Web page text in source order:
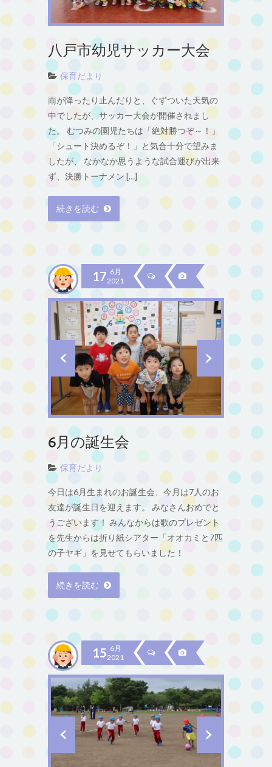
八戸市幼児サッカー大会
保育だより
雨が降ったり止んだりと、ぐずついた天気の
中でしたが、サッカー大会が開催されまし
た。 むつみの園児たちは「絶対勝つぞ～！」
「シュート決めるぞ！」と気合十分で望みま
したが、 なかなか思うような試合運びが出来
ず、決勝トーナメン […]
続きを読む
17 6月
2021
6月の誕生会
保育だより
今日は6月生まれのお誕生会、今月は7人のお
友達が誕生日を迎えます。 みなさんおめでと
うございます！ みんなからは歌のプレゼント
を先生からは折り紙シアター「オオカミと7匹
の子ヤギ」を見せてもらいました！
続きを読む
15 6月
2021